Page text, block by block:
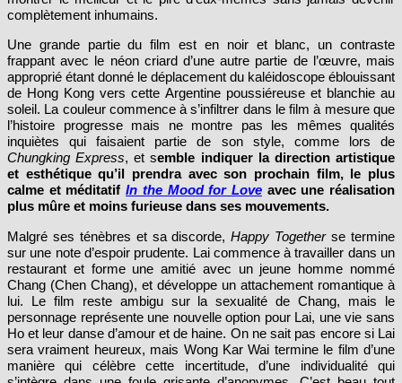
Une grande partie du film est en noir et blanc, un contraste
frappant avec le néon criard d’une autre partie de l’œuvre, mais
approprié étant donné le déplacement du kaléidoscope éblouissant
de Hong Kong vers cette Argentine poussiéreuse et blanchie au
soleil. La couleur commence à s’infiltrer dans le film à mesure que
l’histoire progresse mais ne montre pas les mêmes qualités
inquiètes qui faisaient partie de son style, comme lors de
Chungking Express, et semble indiquer la direction artistique
et esthétique qu’il prendra avec son prochain film, le plus
calme et méditatifIn the Mood for Loveavec une réalisation
plus mûre et moins furieuse dans ses mouvements.
Malgré ses ténèbres et sa discorde,Happy Togetherse termine
sur une note d’espoir prudente. Lai commence à travailler dans un
restaurant et forme une amitié avec un jeune homme nommé
Chang (Chen Chang), et développe un attachement romantique à
lui. Le film reste ambigu sur la sexualité de Chang, mais le
personnage représente une nouvelle option pour Lai, une vie sans
Ho et leur danse d’amour et de haine. On ne sait pas encore si Lai
sera vraiment heureux, mais Wong Kar Wai termine le film d’une
manière qui célèbre cette incertitude, d’une individualité qui
s’intègre dans une foule grisante d’anonymes. C’est beau tout
simplement.